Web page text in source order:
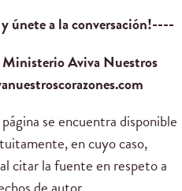
únete a la conversación!----
Aviva Nuestros
se encuentra disponible
en cuyo caso,
citar la fuente en respeto a